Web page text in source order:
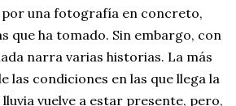
por una fotografía en concreto,
que ha tomado. Sin embargo, con
narra varias historias. La más
las condiciones en las que llega la
lluvia vuelve a estar presente, pero,